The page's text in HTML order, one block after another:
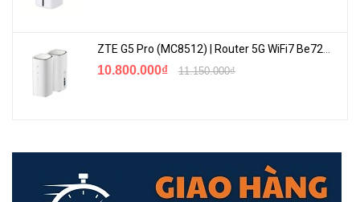
tốc độ cao và thêm cổng Ethernet với mạng nội bộ của bạn, Tenda
của bạn một cách dễ dàng. Hơn nữa, nó cũng là một switch dành
cho gia đình tuyệt vời với giá cả cạnh tranh.
10.800.000₫ 11.150.000₫